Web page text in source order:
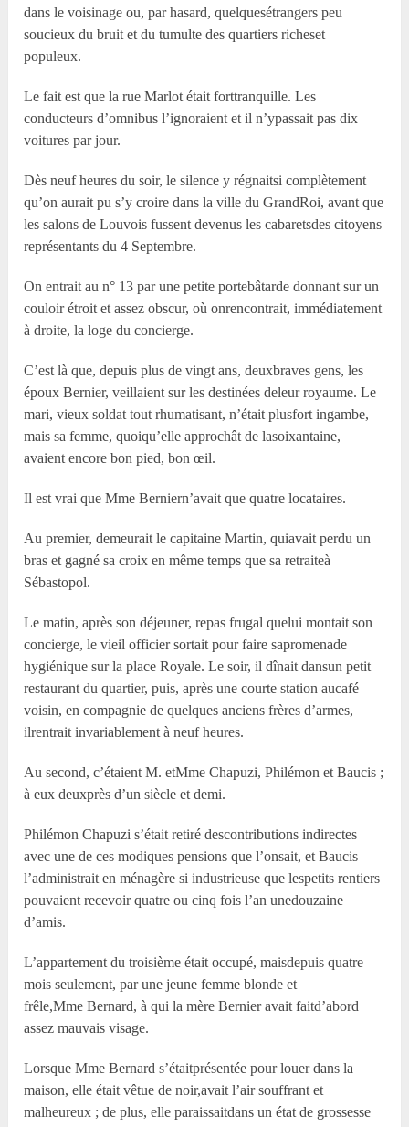
dans le voisinage ou, par hasard, quelquesétrangers peu
soucieux du bruit et du tumulte des quartiers richeset
populeux.
Le fait est que la rue Marlot était forttranquille. Les
conducteurs d’omnibus l’ignoraient et il n’ypassait pas dix
voitures par jour.
Dès neuf heures du soir, le silence y régnaitsi complètement
qu’on aurait pu s’y croire dans la ville du GrandRoi, avant que
les salons de Louvois fussent devenus les cabaretsdes citoyens
représentants du 4 Septembre.
On entrait au n° 13 par une petite portebâtarde donnant sur un
couloir étroit et assez obscur, où onrencontrait, immédiatement
à droite, la loge du concierge.
C’est là que, depuis plus de vingt ans, deuxbraves gens, les
époux Bernier, veillaient sur les destinées deleur royaume. Le
mari, vieux soldat tout rhumatisant, n’était plusfort ingambe,
mais sa femme, quoiqu’elle approchât de lasoixantaine,
avaient encore bon pied, bon œil.
Il est vrai que Mme Berniern’avait que quatre locataires.
Au premier, demeurait le capitaine Martin, quiavait perdu un
bras et gagné sa croix en même temps que sa retraiteà
Sébastopol.
Le matin, après son déjeuner, repas frugal quelui montait son
concierge, le vieil officier sortait pour faire sapromenade
hygiénique sur la place Royale. Le soir, il dînait dansun petit
restaurant du quartier, puis, après une courte station aucafé
voisin, en compagnie de quelques anciens frères d’armes,
ilrentrait invariablement à neuf heures.
Au second, c’étaient M. etMme Chapuzi, Philémon et Baucis ;
à eux deuxprès d’un siècle et demi.
Philémon Chapuzi s’était retiré descontributions indirectes
avec une de ces modiques pensions que l’onsait, et Baucis
l’administrait en ménagère si industrieuse que lespetits rentiers
pouvaient recevoir quatre ou cinq fois l’an unedouzaine
d’amis.
L’appartement du troisième était occupé, maisdepuis quatre
mois seulement, par une jeune femme blonde et
frêle,Mme Bernard, à qui la mère Bernier avait faitd’abord
assez mauvais visage.
Lorsque Mme Bernard s’étaitprésentée pour louer dans la
maison, elle était vêtue de noir,avait l’air souffrant et
malheureux ; de plus, elle paraissaitdans un état de grossesse